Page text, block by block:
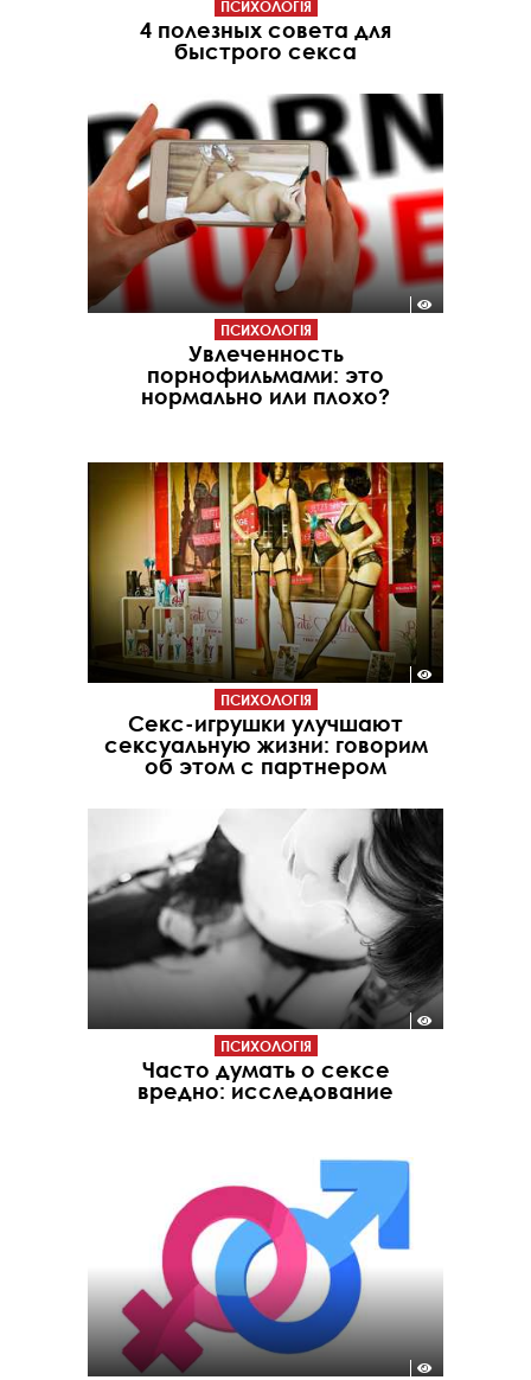
ПСИХОЛОГІЯ
4 полезных совета для
быстрого секса
ПСИХОЛОГІЯ
Увлеченность
порнофильмами: это
нормально или плохо?
ПСИХОЛОГІЯ
Секс-игрушки улучшают
сексуальную жизни: говорим
об этом с партнером
ПСИХОЛОГІЯ
Часто думать о сексе
вредно: исследование